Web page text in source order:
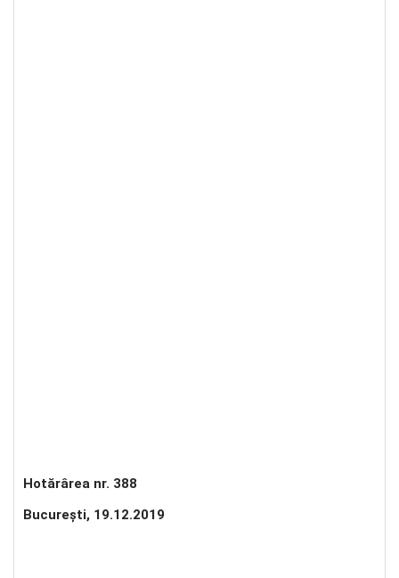
Hotărârea nr. 388
Bucureşti, 19.12.2019